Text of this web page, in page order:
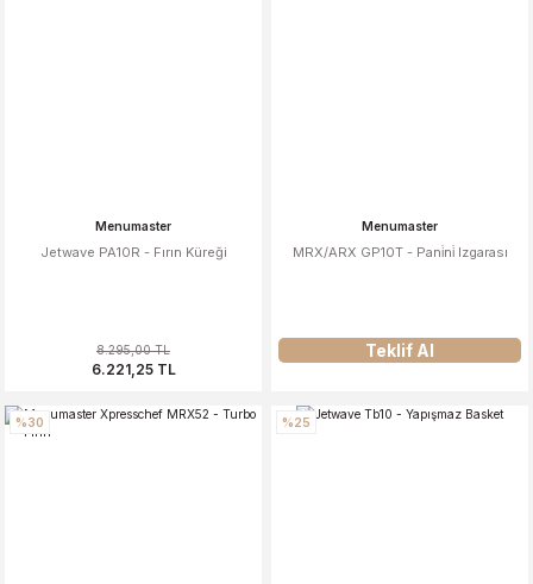
Menumaster
Jetwave PA10R - Fırın Küreği
8.295,00 TL
6.221,25 TL
Menumaster
MRX/ARX GP10T - Pani̇ni̇ Izgarası
Teklif Al
%30 %25